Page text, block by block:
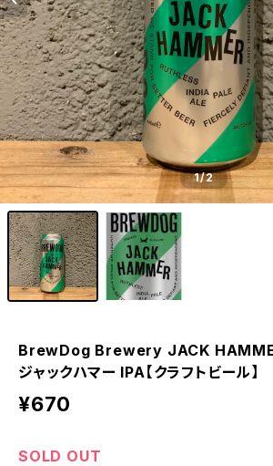
1/2
BrewDog Brewery JACK
ジャックハマー IPA【クラフトビール】
¥670
SOLD OUT